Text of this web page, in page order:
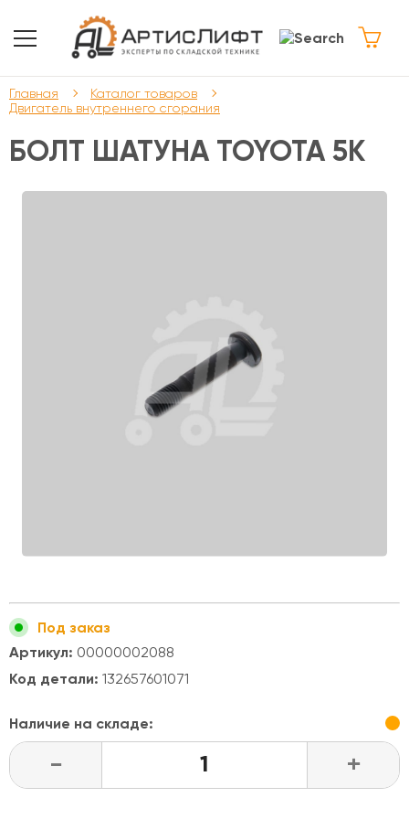
Главная
Каталог товаров
Двигатель внутреннего сгорания
БОЛТ ШАТУНА TOYOTA 5К
Под заказ
Артикул: 00000002088
Код детали: 132657601071
Наличие на складе:
- +